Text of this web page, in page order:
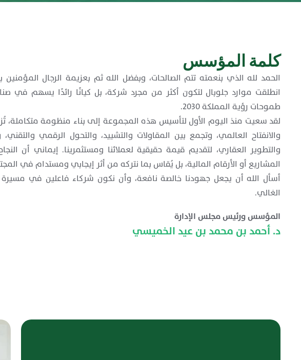
كلمة المؤسس
الحمد لله الذي بنعمته تتم الصالحات، وبفضل الله ثم بعزيمة الرجال المؤمنين
انطلقت موارد جلوبال لتكون أكثر من مجرد شركة، بل كيانًا رائدًا يسهم في
طموحات رؤية المملكة 2030.
لقد سعيت منذ اليوم الأول لتأسيس هذه المجموعة إلى بناء منظومة متكاملة،
والانفتاح العالمي، وتجمع بين المقاولات والتشييد، والتحول الرقمي والتقني،
والتطوير العقاري، لتقديم قيمة حقيقية لعملائنا ومستثمرينا. إيماني أن
المشاريع أو الأرقام المالية، بل يُقاس بما نتركه من أثر إيجابي ومستدام في
أسأل الله أن يجعل جهودنا خالصة نافعة، وأن نكون شركاء فاعلين في مسيرة
الغالي.
المؤسس ورئيس مجلس الإدارة
د. أحمد بن محمد بن عيد الخميسي